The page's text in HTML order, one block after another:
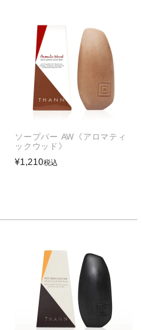
ソープバー AW《アロマティ
ックウッド》
¥1,210税込